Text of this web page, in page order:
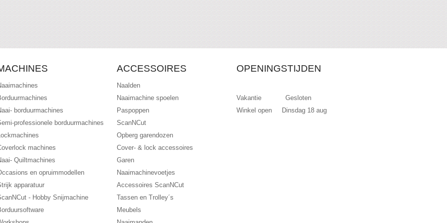
borduurmachines
professionele borduurmachines
machines
Quiltmachines
en opruimmodellen
apparatuur
- Hobby Snijmachine
ACCESSOIRES
Naalden
Naaimachine spoelen
Paspoppen
ScanNCut
Opberg garendozen
Cover- & lock accessoires
Garen
Naaimachinevoetjes
Accessoires ScanNCut
Tassen en Trolley´s
Meubels
OPENINGSTIJDEN
Vakantie Gesloten
Winkel open Dinsdag 18 aug